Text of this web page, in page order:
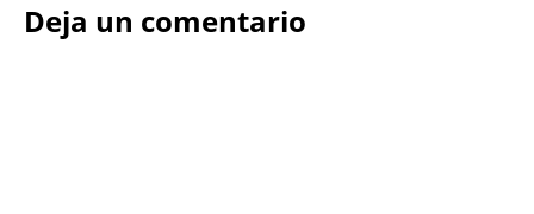
Deja un comentario